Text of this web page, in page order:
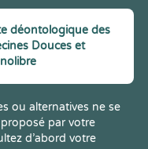
déontologique des
Douces et
ou alternatives ne se
par votre
d’abord votre